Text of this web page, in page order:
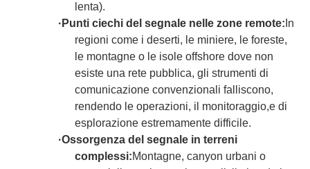
lenta).
· Punti ciechi del segnale nelle zone remote: In
regioni come i deserti, le miniere, le foreste,
le montagne o le isole offshore dove non
esiste una rete pubblica, gli strumenti di
comunicazione convenzionali falliscono,
rendendo le operazioni, il monitoraggio,e di
esplorazione estremamente difficile.
·Ossorgenza del segnale in terreni
complessi:Montagne, canyon urbani o